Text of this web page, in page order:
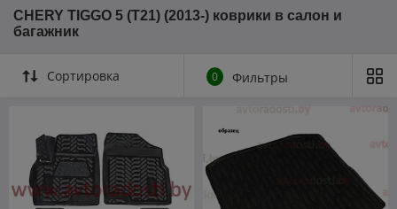
CHERY TIGGO 5 (T21) (2013-) коврики в салон и
багажник
Сортировка 0 Фильтры